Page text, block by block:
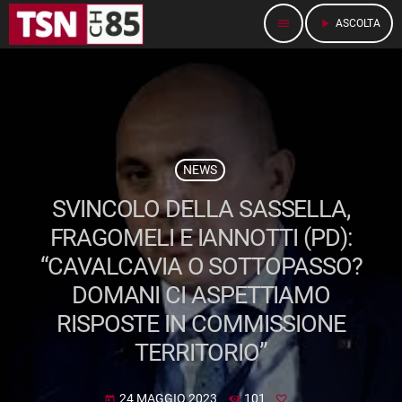
menu play_arrow ASCOLTA
NEWS
SVINCOLO DELLA SASSELLA,
FRAGOMELI E IANNOTTI (PD):
“CAVALCAVIA O SOTTOPASSO?
DOMANI CI ASPETTIAMO
RISPOSTE IN COMMISSIONE
TERRITORIO”
today 24 MAGGIO 2023 101